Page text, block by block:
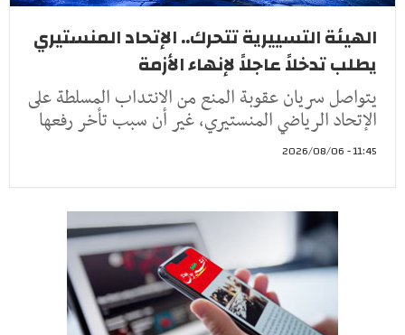
الهيئة التسييرية تتحرك.. الإتحاد المنستيري
يطلب تدخلاً عاجلاً لإنهاء الأزمة
يتواصل سريان عقوبة المنع من الانتداب المسلطة على
الإتحاد الرياضي المنستيري، غير أن سبب تأخر رفعها
11:45 - 2026/08/06